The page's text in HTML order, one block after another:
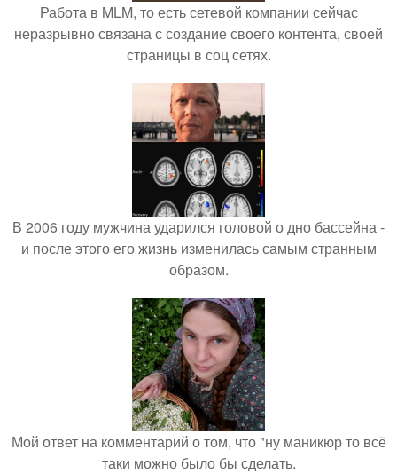
Работа в MLM, то есть сетевой компании сейчас
неразрывно связана с создание своего контента, своей
страницы в соц сетях.
В 2006 году мужчина ударился головой о дно бассейна -
и после этого его жизнь изменилась самым странным
образом.
Мой ответ на комментарий о том, что "ну маникюр то всё
таки можно было бы сделать.